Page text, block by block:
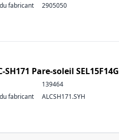
fabricant
2905050
SH171 Pare-soleil SEL15F14G
139464
fabricant
ALCSH171.SYH